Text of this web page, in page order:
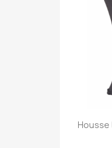
Housse